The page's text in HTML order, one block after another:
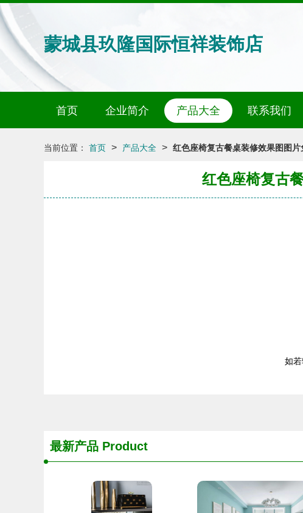
蒙城县玖隆国际恒祥装饰店
首页 企业简介 产品大全 联系我们
当前位置： 首页 > 产品大全 > 红色座椅复古餐桌装修效果图图
红色座椅复古
如
最新产品 Product